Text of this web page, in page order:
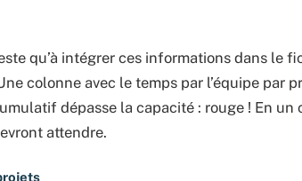
qu’à intégrer ces informations dans le
colonne avec le temps par l’équipe par
dépasse la capacité : rouge ! En un
attendre.